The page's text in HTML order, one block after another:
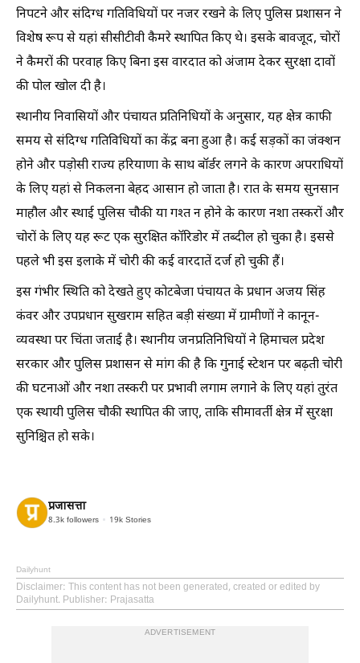
निपटने और संदिग्ध गतिविधियों पर नजर रखने के लिए पुलिस प्रशासन ने
विशेष रूप से यहां सीसीटीवी कैमरे स्थापित किए थे। इसके बावजूद, चोरों
ने कैमरों की परवाह किए बिना इस वारदात को अंजाम देकर सुरक्षा दावों
की पोल खोल दी है।
स्थानीय निवासियों और पंचायत प्रतिनिधियों के अनुसार, यह क्षेत्र काफी
समय से संदिग्ध गतिविधियों का केंद्र बना हुआ है। कई सड़कों का जंक्शन
होने और पड़ोसी राज्य हरियाणा के साथ बॉर्डर लगने के कारण अपराधियों
के लिए यहां से निकलना बेहद आसान हो जाता है। रात के समय सुनसान
माहौल और स्थाई पुलिस चौकी या गश्त न होने के कारण नशा तस्करों और
चोरों के लिए यह रूट एक सुरक्षित कॉरिडोर में तब्दील हो चुका है। इससे
पहले भी इस इलाके में चोरी की कई वारदातें दर्ज हो चुकी हैं।
इस गंभीर स्थिति को देखते हुए कोटबेजा पंचायत के प्रधान अजय सिंह
कंवर और उपप्रधान सुखराम सहित बड़ी संख्या में ग्रामीणों ने कानून-
व्यवस्था पर चिंता जताई है। स्थानीय जनप्रतिनिधियों ने हिमाचल प्रदेश
सरकार और पुलिस प्रशासन से मांग की है कि गुनाई स्टेशन पर बढ़ती चोरी
की घटनाओं और नशा तस्करी पर प्रभावी लगाम लगाने के लिए यहां तुरंत
एक स्थायी पुलिस चौकी स्थापित की जाए, ताकि सीमावर्ती क्षेत्र में सुरक्षा
सुनिश्चित हो सके।
प्रजासत्ता
8.3k followers 19k Stories
Dailyhunt
Disclaimer: This content has not been generated, created or edited by
Dailyhunt. Publisher: Prajasatta
ADVERTISEMENT